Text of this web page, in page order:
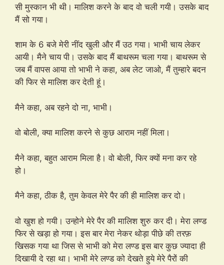
सी मुस्कान भी थी। मालिश करने के बाद वो चली गयी। उसके बाद
मैं सो गया।
शाम के 6 बजे मेरी नींद खुली और मैं उठ गया। भाभी चाय लेकर
आयी। मैने चाय पी। उसके बाद मैं बाथरूम चला गया। बाथरूम से
जब मैं वापस आया तो भाभी ने कहा, अब लेट जाओ, मैं तुम्हारे बदन
की फिर से मालिश कर देती हूं।
मैने कहा, अब रहने दो ना, भाभी।
वो बोली, क्या मालिश करने से कुछ आराम नहीं मिला।
मैने कहा, बहुत आराम मिला है। वो बोली, फिर क्यों मना कर रहे
हो।
मैने कहा, ठीक है, तुम केवल मेरे पैर की ही मालिश कर दो।
वो खुश हो गयी। उन्होने मेरे पैर की मालिश शुरु कर दी। मेरा लण्ड
फिर से खड़ा हो गया। इस बार मेरा नेकर थोड़ा पीछे की तरफ़
खिसक गया था जिस से भाभी को मेरा लण्ड इस बार कुछ ज्यादा ही
दिखायी दे रहा था। भाभी मेरे लण्ड को देखते हुये मेरे पैरों की